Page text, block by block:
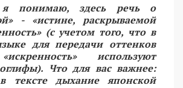
я понимаю, здесь речь о
- «истине, раскрываемой
(с учетом того, что в
для передачи оттенков
используют
Что для вас важнее:
тексте дыхание японской